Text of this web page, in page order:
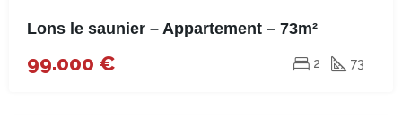
Lons le saunier – Appartement – 73m²
99.000 € 2 73